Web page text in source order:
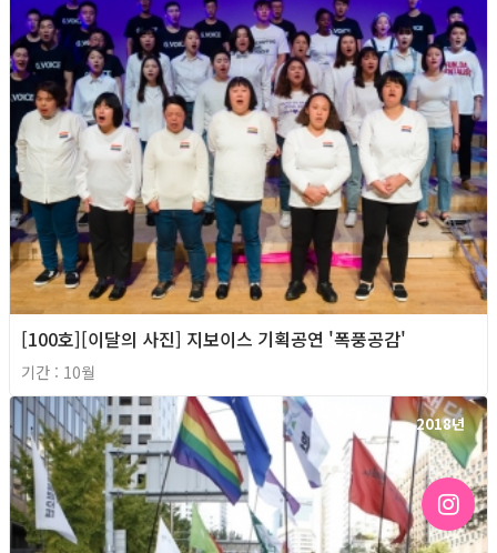
[100호][이달의 사진] 지보이스 기획공연 '폭풍공감'
기간 : 10월
2018년